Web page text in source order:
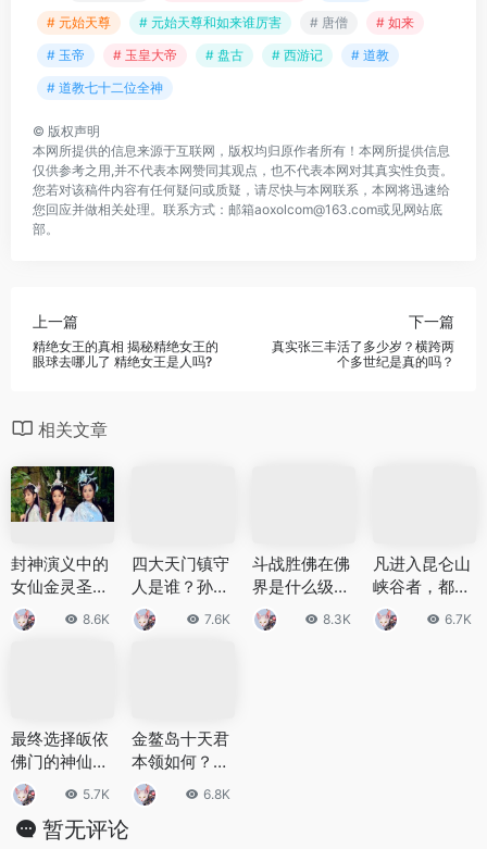
# 元始天尊
# 元始天尊和如来谁厉害 # 唐僧
# 如来
# 玉帝
# 玉皇大帝 # 盘古 # 西游记
# 道教
# 道教七十二位全神
© 版权声明
本网所提供的信息来源于互联网，版权均归原作者所有！本网所提供信息
仅供参考之用,并不代表本网赞同其观点，也不代表本网对其真实性负责。
您若对该稿件内容有任何疑问或质疑，请尽快与本网联系，本网将迅速给
您回应并做相关处理。联系方式：邮箱aoxolcom@163.com或见网站底
部。
上一篇
精绝女王的真相 揭秘精绝女王的
眼球去哪儿了 精绝女王是人吗?
下一篇
真实张三丰活了多少岁？横跨两
个多世纪是真的吗？
相关文章
封神演义中的
女仙金灵圣
母，无齿翼龙
金灵圣母师徒
8.6K
四大天门镇守
人是谁？孙悟
空为什么选择
西天门为出逃
7.6K
斗战胜佛在佛
界是什么级
别？天庭十大
战神是哪些？
8.3K
凡进入昆仑山
峡谷者，都会
遭到雷击 昆仑
山真的有结界
6.7K
最终选择皈依
佛门的神仙多
宝道人，通天
教主最优秀徒
弟
5.7K
金鳌岛十天君
本领如何？金
鳌岛十天君为
什么会出山帮
6.8K
暂无评论